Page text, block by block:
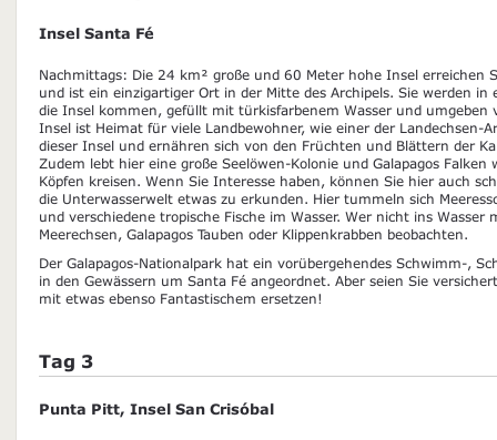
Insel Santa Fé
Nachmittags: Die 24 km² große und 60 Meter hohe Insel erreichen
und ist ein einzigartiger Ort in der Mitte des Archipels. Sie werden in
die Insel kommen, gefüllt mit türkisfarbenem Wasser und umgeben
Insel ist Heimat für viele Landbewohner, wie einer der Landechsen-
dieser Insel und ernähren sich von den Früchten und Blättern der
Zudem lebt hier eine große Seelöwen-Kolonie und Galapagos
Köpfen kreisen. Wenn Sie Interesse haben, können Sie hier auch
die Unterwasserwelt etwas zu erkunden. Hier tummeln sich
und verschiedene tropische Fische im Wasser. Wer nicht ins Wasser
Meerechsen, Galapagos Tauben oder Klippenkrabben beobachten.
Der Galapagos-Nationalpark hat ein vorübergehendes Schwimm-,
in den Gewässern um Santa Fé angeordnet. Aber seien Sie
mit etwas ebenso Fantastischem ersetzen!
Tag 3
Punta Pitt, Insel San Crisóbal